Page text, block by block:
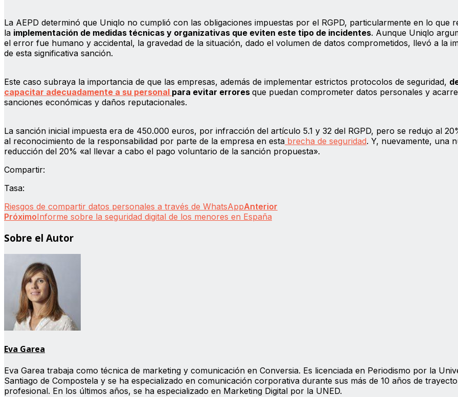
La AEPD determinó que Uniqlo no cumplió con las obligaciones impuestas por el RGPD, particularmente en lo que
la implementación de medidas técnicas y organizativas que eviten este tipo de incidentes. Aunque Uniqlo
el error fue humano y accidental, la gravedad de la situación, dado el volumen de datos comprometidos, llevó a la
de esta significativa sanción.
Este caso subraya la importancia de que las empresas, además de implementar estrictos protocolos de seguridad,
capacitar adecuadamente a su personal para evitar errores que puedan comprometer datos personales y
sanciones económicas y daños reputacionales.
La sanción inicial impuesta era de 450.000 euros, por infracción del artículo 5.1 y 32 del RGPD, pero se redujo al
al reconocimiento de la responsabilidad por parte de la empresa en esta brecha de seguridad. Y, nuevamente, una
reducción del 20% «al llevar a cabo el pago voluntario de la sanción propuesta».
Compartir:
Tasa:
Riesgos de compartir datos personales a través de WhatsAppAnterior
PróximoInforme sobre la seguridad digital de los menores en España
Sobre el Autor
Eva Garea
Eva Garea trabaja como técnica de marketing y comunicación en Conversia. Es licenciada en Periodismo por la
Santiago de Compostela y se ha especializado en comunicación corporativa durante sus más de 10 años de
profesional. En los últimos años, se ha especializado en Marketing Digital por la UNED.